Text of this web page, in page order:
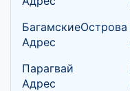
БагамскиеОстрова
Адрес
Парагвай
Адрес